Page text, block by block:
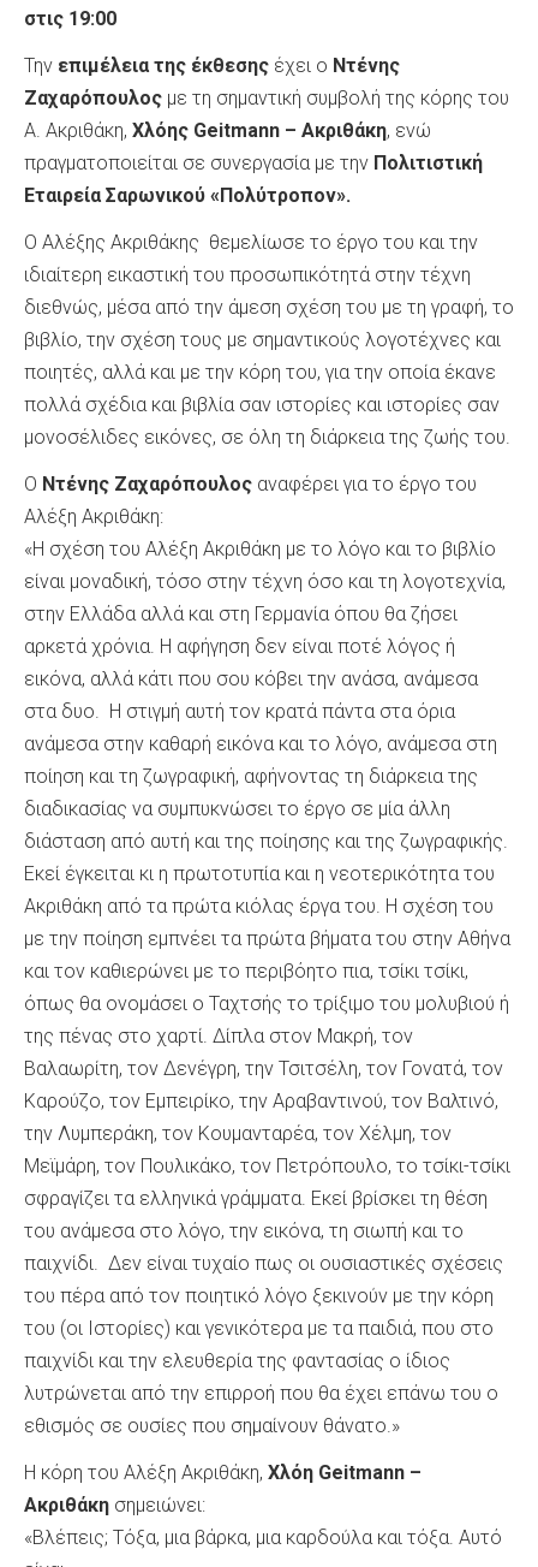
στις 19:00
Την επιμέλεια της έκθεσης έχει ο Ντένης
Ζαχαρόπουλος με τη σημαντική συμβολή της κόρης του
Α. Ακριθάκη, Χλόης Geitmann – Ακριθάκη, ενώ
πραγματοποιείται σε συνεργασία με την Πολιτιστική
Εταιρεία Σαρωνικού «Πολύτροπον».
Ο Αλέξης Ακριθάκης θεμελίωσε το έργο του και την
ιδιαίτερη εικαστική του προσωπικότητά στην τέχνη
διεθνώς, μέσα από την άμεση σχέση του με τη γραφή, το
βιβλίο, την σχέση τους με σημαντικούς λογοτέχνες και
ποιητές, αλλά και με την κόρη του, για την οποία έκανε
πολλά σχέδια και βιβλία σαν ιστορίες και ιστορίες σαν
μονοσέλιδες εικόνες, σε όλη τη διάρκεια της ζωής του.
Ο Ντένης Ζαχαρόπουλος αναφέρει για το έργο του
Αλέξη Ακριθάκη:
«Η σχέση του Αλέξη Ακριθάκη με το λόγο και το βιβλίο
είναι μοναδική, τόσο στην τέχνη όσο και τη λογοτεχνία,
στην Ελλάδα αλλά και στη Γερμανία όπου θα ζήσει
αρκετά χρόνια. Η αφήγηση δεν είναι ποτέ λόγος ή
εικόνα, αλλά κάτι που σου κόβει την ανάσα, ανάμεσα
στα δυο. Η στιγμή αυτή τον κρατά πάντα στα όρια
ανάμεσα στην καθαρή εικόνα και το λόγο, ανάμεσα στη
ποίηση και τη ζωγραφική, αφήνοντας τη διάρκεια της
διαδικασίας να συμπυκνώσει το έργο σε μία άλλη
διάσταση από αυτή και της ποίησης και της ζωγραφικής.
Εκεί έγκειται κι η πρωτοτυπία και η νεοτερικότητα του
Ακριθάκη από τα πρώτα κιόλας έργα του. Η σχέση του
με την ποίηση εμπνέει τα πρώτα βήματα του στην Αθήνα
και τον καθιερώνει με το περιβόητο πια, τσίκι τσίκι,
όπως θα ονομάσει ο Ταχτσής το τρίξιμο του μολυβιού ή
της πένας στο χαρτί. Δίπλα στον Μακρή, τον
Βαλαωρίτη, τον Δενέγρη, την Τσιτσέλη, τον Γονατά, τον
Καρούζο, τον Εμπειρίκο, την Αραβαντινού, τον Βαλτινό,
την Λυμπεράκη, τον Κουμανταρέα, τον Χέλμη, τον
Μεϊμάρη, τον Πουλικάκο, τον Πετρόπουλο, το τσίκι-τσίκι
σφραγίζει τα ελληνικά γράμματα. Εκεί βρίσκει τη θέση
του ανάμεσα στο λόγο, την εικόνα, τη σιωπή και το
παιχνίδι. Δεν είναι τυχαίο πως οι ουσιαστικές σχέσεις
του πέρα από τον ποιητικό λόγο ξεκινούν με την κόρη
του (οι Ιστορίες) και γενικότερα με τα παιδιά, που στο
παιχνίδι και την ελευθερία της φαντασίας ο ίδιος
λυτρώνεται από την επιρροή που θα έχει επάνω του ο
εθισμός σε ουσίες που σημαίνουν θάνατο.»
Η κόρη του Αλέξη Ακριθάκη, Χλόη Geitmann –
Ακριθάκη σημειώνει:
«Βλέπεις; Τόξα, μια βάρκα, μια καρδούλα και τόξα. Αυτό